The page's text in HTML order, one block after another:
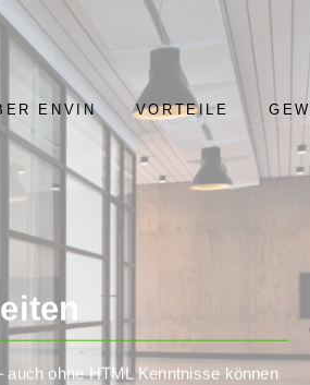
ENVIN VORTEILE
ohne HTML Kenntnisse können